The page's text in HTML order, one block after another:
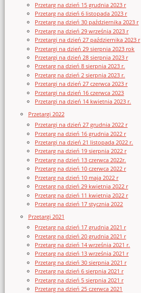
Przetarg na dzień 15 grudnia 2023 r
Przetarg na dzień 6 listopada 2023 r
Przetarg na dzień 30 października 2023 r
Przetarg na dzień 29 września 2023 r
Przetargi na dzień 27 października 2023 r
Przetargi na dzień 29 sierpnia 2023 rok
Przetargi na dzień 28 sierpnia 2023 r
Przetarg na dzień 8 sierpnia 2023 r.
Przetarg na dzień 2 sierpnia 2023 r.
Przetargi na dzień 27 czerwca 2023 r
Przetargi na dzień 16 czerwca 2023
Przetargi na dzień 14 kwietnia 2023 r.
Przetargi 2022
Przetargi na dzień 27 grudnia 2022 r
Przetarg na dzień 16 grudnia 2022 r
Przetargi na dzień 21 listopada 2022 r.
Przetarg na dzień 19 sierpnia 2022 r
Przetarg na dzień 13 czerwca 2022r.
Przetarg na dzień 10 czerwca 2022 r
Przetarg na dzień 10 maja 2022 r
Przetarg na dzień 29 kwietnia 2022 r
Przetarg na dzień 11 kwietnia 2022 r
Przetarg na dzień 17 stycznia 2022
Przetargi 2021
Przetarg na dzień 17 grudnia 2021 r
Przetarg na dzień 20 grudnia 2021 r
Przetarg na dzień 14 września 2021 r.
Przetarg na dzień 13 września 2021 r
Przetarg na dzień 30 sierpnia 2021 r
Przetarg na dzień 6 sierpnia 2021 r
Przetarg na dzień 5 sierpnia 2021 r
Przetarg na dzień 25 czerwca 2021